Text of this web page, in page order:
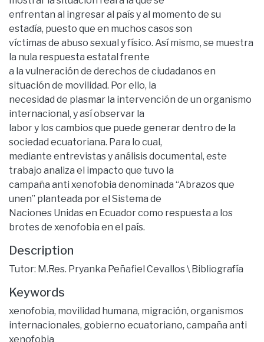
enfrentan al ingresar al país y al momento de su
estadía, puesto que en muchos casos son
víctimas de abuso sexual y físico. Así mismo, se muestra
la nula respuesta estatal frente
a la vulneración de derechos de ciudadanos en
situación de movilidad. Por ello, la
necesidad de plasmar la intervención de un organismo
internacional, y así observar la
labor y los cambios que puede generar dentro de la
sociedad ecuatoriana. Para lo cual,
mediante entrevistas y análisis documental, este
trabajo analiza el impacto que tuvo la
campaña anti xenofobia denominada “Abrazos que
unen” planteada por el Sistema de
Naciones Unidas en Ecuador como respuesta a los
brotes de xenofobia en el país.
Description
Tutor: M.Res. Pryanka Peñafiel Cevallos \ Bibliografía
Keywords
xenofobia, movilidad humana, migración, organismos
internacionales, gobierno ecuatoriano, campaña anti
xenofobia